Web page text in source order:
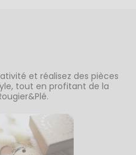
et réalisez des pièces
tout en profitant de la